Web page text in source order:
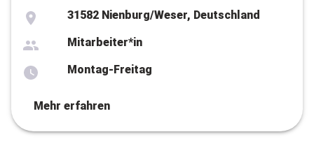
31582 Nienburg/Weser, Deutschland
Mitarbeiter*in
Montag-Freitag
Mehr erfahren